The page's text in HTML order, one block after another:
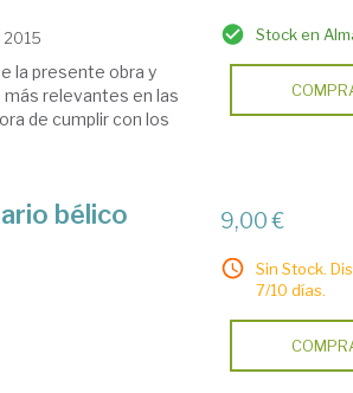
2015
la presente obra y
relevantes en las
de cumplir con los
Stock en
bélico 9,00 €
Sin Stock.
7/10 días.